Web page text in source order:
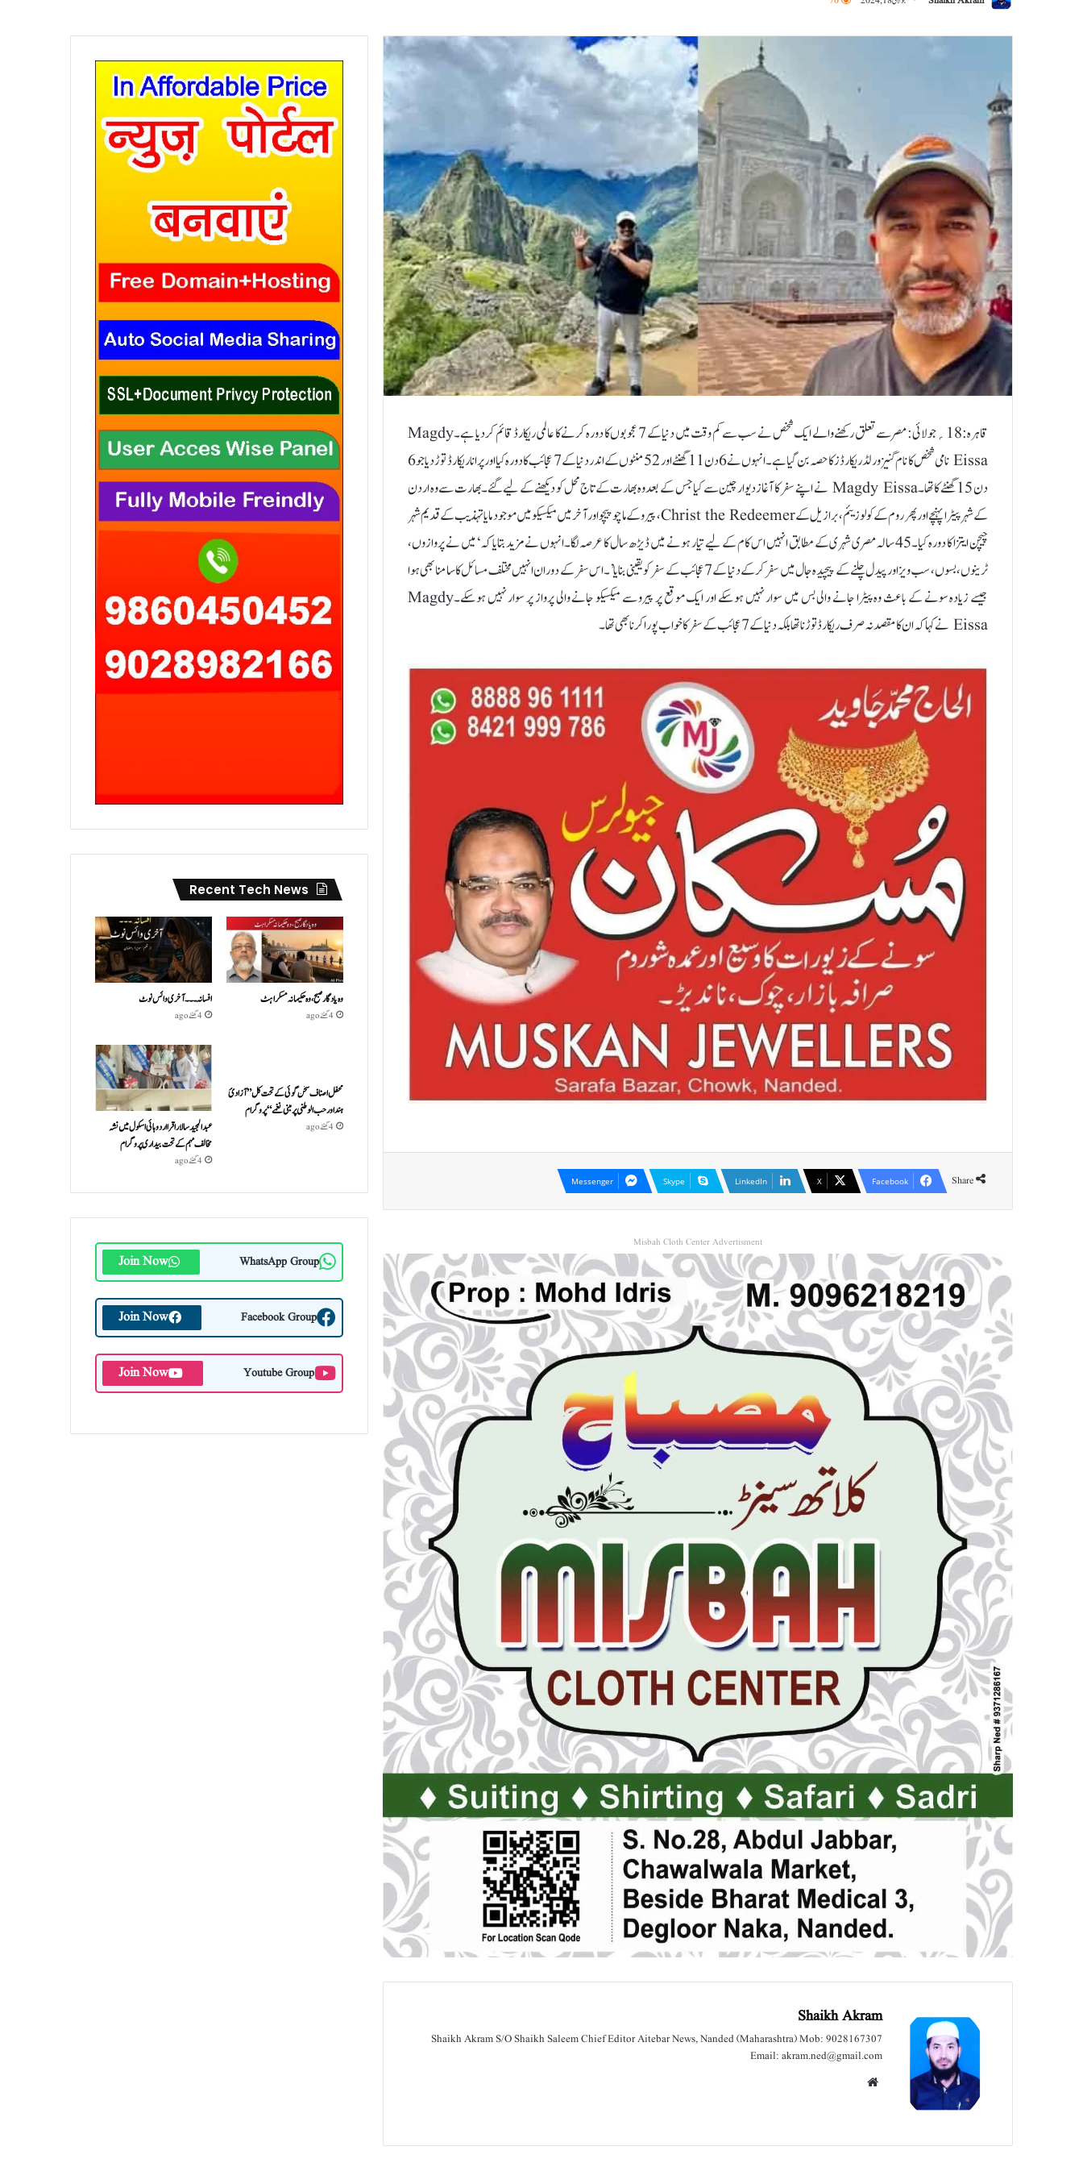
قاہرہ:18؍جولائی: مصر سے تعلق رکھنے والے ایک شخص نے سب سے کم وقت میں دنیا کے 7 عجوبوں کا دورہ کرنے کا عالمی ریکارڈ قائم کر دیا ہے۔Magdy
Eissa نامی شخص کا نام گنیز ورلڈ ریکارڈز کا حصہ بن گیا ہے۔انہوں نے 6 دن 11 گھنٹے اور 52 منٹوں کے اندر دنیا کے 7 عجائب کا دورہ کیا اور پرانا ریکارڈ توڑ دیا جو 6
دن 15 گھنٹے کا تھا۔Magdy Eissa نے اپنے سفر کا آغاز دیوار چین سے کیا جس کے بعد وہ بھارت کے تاج محل کو دیکھنے کے لیے گئے۔بھارت سے وہ اردن
کے شہر پیٹرا پہنچے اور پھر روم کے کولوزیئم ، برازیل کے Christ the Redeemer، پیرو کے ماچو پیچو اور آخر میں میکسیکو میں موجود مایا تہذیب کے قدیم شہر
چیچن ایتزا کا دورہ کیا۔45 سالہ مصری شہری کے مطابق انہیں اس کام کے لیے تیار ہونے میں ڈیڑھ سال کا عرصہ لگا۔انہوں نے مزید بتایا کہ ‘میں نے پروازوں،
ٹرینوں، بسوں، سب ویز اور پیدل چلنے کے پیچیدہ جال میں سفر کرکے دنیا کے 7 عجائب کے سفر کو یقینی بنایا’۔اس سفر کے دوران انہیں مختلف مسائل کا سامنا بھی ہوا
جیسے زیادہ سونے کے باعث وہ پیٹرا جانے والی بس میں سوار نہیں ہوسکے اور ایک موقع پر پیرو سے میکسیکو جانے والی پرواز پر سوار نہیں ہوسکے۔Magdy
Eissa نے کہا کہ ان کا مقصد نہ صرف ریکارڈ توڑنا تھا بلکہ دنیا کے 7 عجائب کے سفر کا خواب پورا کرنا بھی تھا۔
Share
Facebook
X
LinkedIn
Skype
Messenger
Misbah Cloth Center Advertisment
Shaikh Akram
Shaikh Akram S/O Shaikh Saleem Chief Editor Aitebar News, Nanded (Maharashtra) Mob: 9028167307
Email: akram.ned@gmail.com
Recent Tech News
وہ یادگار صبح، وہ حکیمانہ مسکراہٹ
4 گھنٹے ago
افسانہ۔۔۔آخری وائس نوٹ
4 گھنٹے ago
محفل اصناف سخن گوئی کے تحت کل ”آزادئ
ہند اور حب الوطنی پر مبنی نغمے“پروگرام
4 گھنٹے ago
عبدالمجید سالار اقرا اردو ہائی اسکول میں نشہ
مخالف مہم کے تحت بیداری پروگرام
4 گھنٹے ago
WhatsApp Group
Join Now
Facebook Group
Join Now
Youtube Group
Join Now